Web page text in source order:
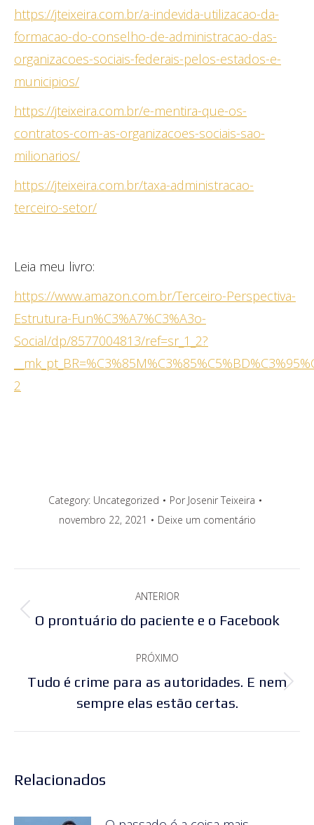
https://jteixeira.com.br/a-indevida-utilizacao-da-
formacao-do-conselho-de-administracao-das-
organizacoes-sociais-federais-pelos-estados-e-
municipios/
https://jteixeira.com.br/e-mentira-que-os-
contratos-com-as-organizacoes-sociais-sao-
milionarios/
https://jteixeira.com.br/taxa-administracao-
terceiro-setor/
Leia meu livro:
https://www.amazon.com.br/Terceiro-Perspectiva-
Estrutura-Fun%C3%A7%C3%A3o-
Social/dp/8577004813/ref=sr_1_2?
2
Category: Uncategorized Por Josenir Teixeira
novembro 22, 2021
Deixe um comentário
de
ANTERIOR
Post
O prontuário do paciente e o Facebook
PRÓXIMO
Próximo
post:
Tudo é crime para as autoridades. E nem
sempre elas estão certas.
Relacionados